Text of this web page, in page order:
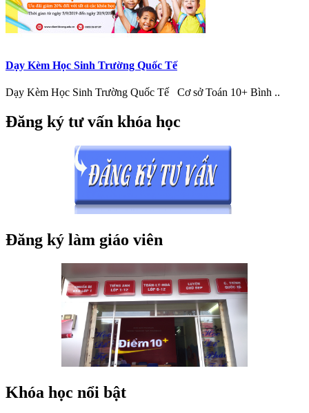
Dạy Kèm Học Sinh Trường Quốc Tế
Dạy Kèm Học Sinh Trường Quốc Tế Cơ sở Toán 10+ Bình ..
Đăng ký tư vấn khóa học
Đăng ký làm giáo viên
Khóa học nổi bật